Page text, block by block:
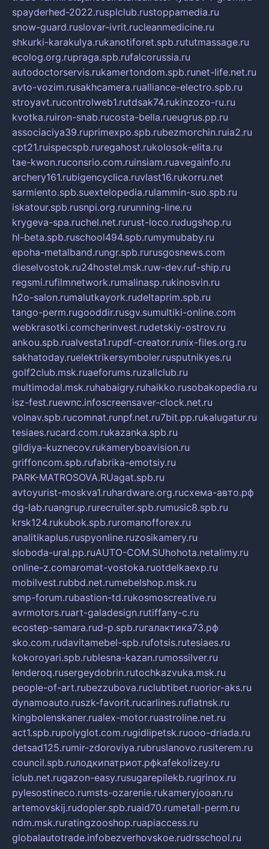
spayderhed-2022.rusplclub.rustoppamedia.ru
snow-guard.ruslovar-ivrit.rucleanmedicine.ru
shkurki-karakulya.rukanotiforet.spb.rututmassage.ru
ecolog.org.rupraga.spb.rufalcorussia.ru
autodoctorservis.rukamertondom.spb.runet-life.net.ru
avto-vozim.rusakhcamera.rualliance-electro.spb.ru
stroyavt.rucontrolweb1.rutdsak74.rukinzozo-ru.ru
kvotka.ruiron-snab.rucosta-bella.rueugrus.pp.ru
associaciya39.ruprimexpo.spb.rubezmorchin.ruia2.ru
cpt21.ruispecspb.ruregahost.rukolosok-elita.ru
tae-kwon.ruconsrio.com.ruinsiam.ruavegainfo.ru
archery161.rubigencyclica.ruvlast16.rukorru.net
sarmiento.spb.suextelopedia.rulammin-suo.spb.ru
iskatour.spb.rusnpi.org.rurunning-line.ru
krygeva-spa.ruchel.net.rurust-loco.rudugshop.ru
hl-beta.spb.ruschool494.spb.rumymubaby.ru
epoha-metalband.rungr.spb.rurusgosnews.com
dieselvostok.ru24hostel.msk.ruw-dev.ruf-ship.ru
regsmi.rufilmnetwork.rumalinasp.rukinosvin.ru
h2o-salon.rumalutkayork.rudeltaprim.spb.ru
tango-perm.rugooddir.rusgv.sumultiki-online.com
webkrasotki.comcherinvest.rudetskiy-ostrov.ru
ankou.spb.rualvesta1.rupdf-creator.runix-files.org.ru
sakhatoday.ruelektrikersymboler.rusputnikyes.ru
golf2club.msk.ruaeforums.ruzallclub.ru
multimodal.msk.ruhabaigry.ruhaikko.rusobakopedia.ru
isz-fest.ruewnc.infoscreensaver-clock.net.ru
volnav.spb.rucomnat.runpf.net.ru7bit.pp.rukalugatur.ru
tesiaes.rucard.com.rukazanka.spb.ru
gildiya-kuznecov.rukameryboavision.ru
griffoncom.spb.rufabrika-emotsiy.ru
PARK-MATROSOVA.RUagat.spb.ru
avtoyurist-moskva1.ruhardware.org.ruсхема-авто.рф
dg-lab.ruangrup.rurecruiter.spb.rumusic8.spb.ru
krsk124.rukubok.spb.ruromanofforex.ru
analitikaplus.ruspyonline.ruzosikamery.ru
sloboda-ural.pp.ruAUTO-COM.SUhohota.netalimy.ru
online-z.comaromat-vostoka.ruotdelkaexp.ru
mobilvest.rubbd.net.rumebelshop.msk.ru
smp-forum.rubastion-td.rukosmoscreative.ru
avrmotors.ruart-galadesign.rutiffany-c.ru
ecostep-samara.rud-p.spb.ruгалактика73.рф
sko.com.rudavitamebel-spb.rufotsis.rutesiaes.ru
kokoroyari.spb.rublesna-kazan.rumossilver.ru
lenderoq.rusergeydobrin.rutochkazvuka.msk.ru
people-of-art.rubezzubova.ruclubtibet.ruorior-aks.ru
dynamoauto.ruszk-favorit.rucarlines.ruflatnsk.ru
kingbolenskaner.rualex-motor.ruastroline.net.ru
act1.spb.rupolyglot.com.rugidlipetsk.ruooo-driada.ru
detsad125.rumir-zdoroviya.rubruslanovo.rusiterem.ru
council.spb.ruлодкипатриот.рфkafekolizey.ru
iclub.net.rugazon-easy.rusugarepilekb.rugrinox.ru
pylesostineco.rumsts-ozarenie.rukameryjooan.ru
artemovskij.rudopler.spb.ruaid70.rumetall-perm.ru
ndm.msk.ruratingzooshop.ruapiaccess.ru
globalautotrade.infobezverhovskoe.rudrsschool.ru